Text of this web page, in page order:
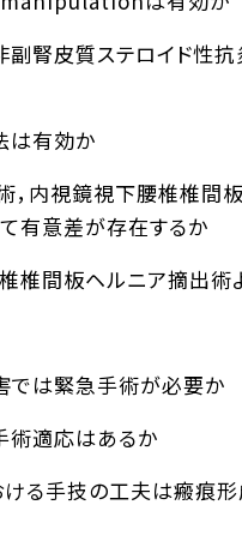
皮質ステロイド性抗
は有効か
内視鏡視下腰椎椎間
有意差が存在するか
間板ヘルニア摘出術
は緊急手術が必要か
適応はあるか
る手技の工夫は瘢痕